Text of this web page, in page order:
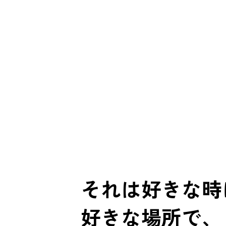
それは好きな
好きな場所で、